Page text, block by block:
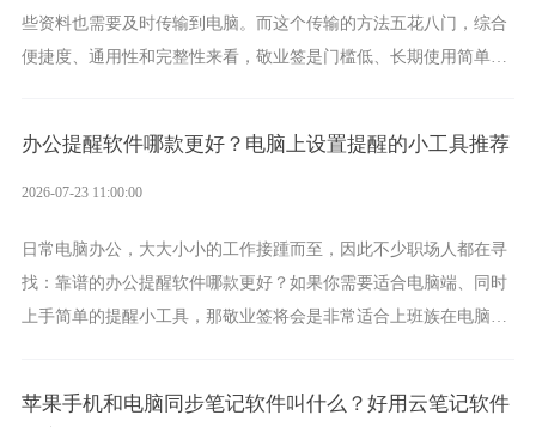
些资料也需要及时传输到电脑。而这个传输的方法五花八门，综合
便捷度、通用性和完整性来看，敬业签是门槛低、长期使用简单的
办公提醒软件哪款更好？电脑上设置提醒的小工具推荐
2026-07-23 11:00:00
日常电脑办公，大大小小的工作接踵而至，因此不少职场人都在寻
找：靠谱的办公提醒软件哪款更好？如果你需要适合电脑端、同时
上手简单的提醒小工具，那敬业签将会是非常适合上班族在电脑上
苹果手机和电脑同步笔记软件叫什么？好用云笔记软件